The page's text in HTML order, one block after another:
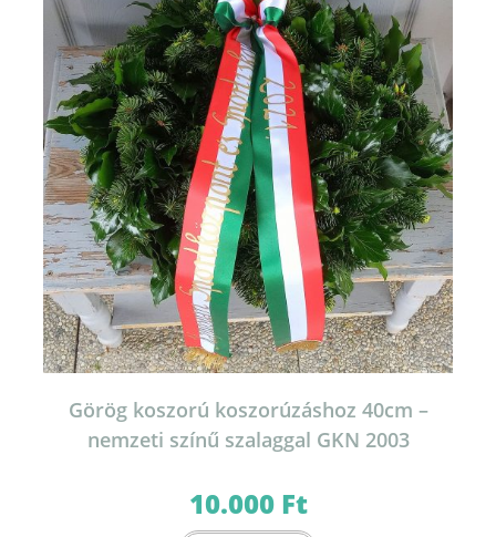
Görög koszorú koszorúzáshoz 40cm –
nemzeti színű szalaggal GKN 2003
10.000 Ft